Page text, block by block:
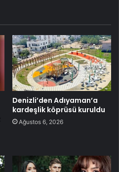
Denizli’den Adıyaman’a
kardeşlik köprüsü kuruldu
Ağustos 6, 2026